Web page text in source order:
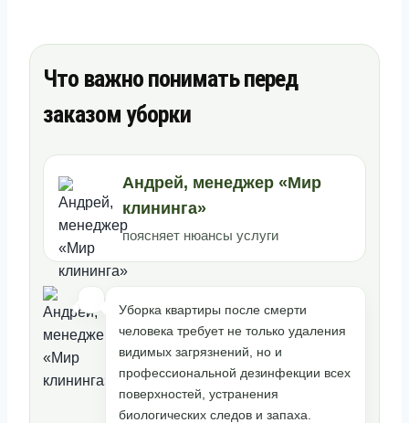
Что важно понимать перед
заказом уборки
Андрей, менеджер «Мир
клининга»
поясняет нюансы услуги
Уборка квартиры после смерти
человека требует не только удаления
видимых загрязнений, но и
профессиональной дезинфекции всех
поверхностей, устранения
биологических следов и запаха.